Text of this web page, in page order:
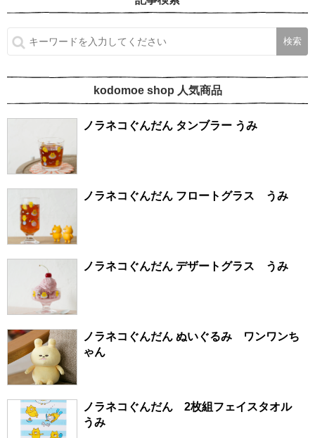
kodomoe shop 人気商品
ノラネコぐんだん タンブラー うみ
ノラネコぐんだん フロートグラス うみ
ノラネコぐんだん デザートグラス うみ
ノラネコぐんだん ぬいぐるみ ワンワンち
ゃん
ノラネコぐんだん 2枚組フェイスタオル
うみ